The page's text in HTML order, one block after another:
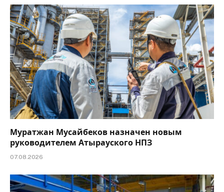
Муратжан Мусайбеков назначен новым
руководителем Атырауского НПЗ
07.08.2026